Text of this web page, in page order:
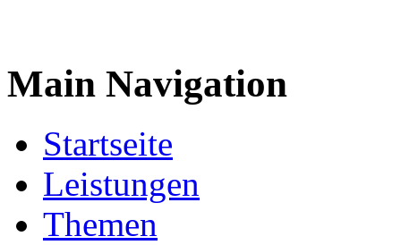
Main Navigation
Startseite
Leistungen
Themen